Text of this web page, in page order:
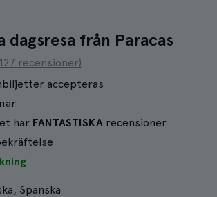
dagsresa från Paracas
recensioner)
accepteras
har FANTASTISKA recensioner
Spanska